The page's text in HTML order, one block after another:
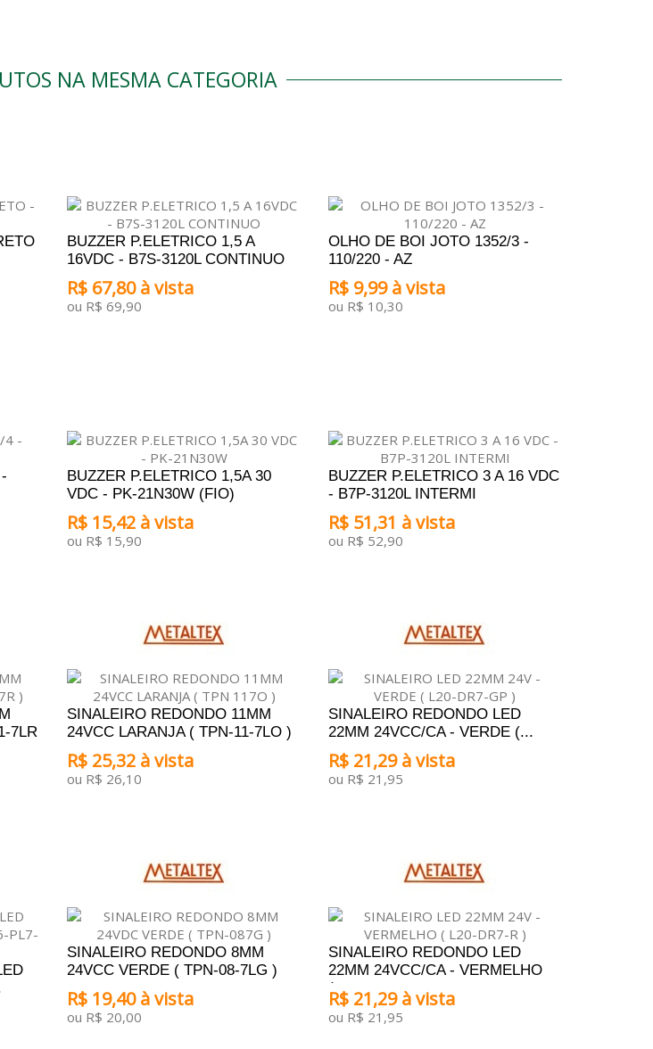
NA MESMA CATEGORIA
BUZZER P.ELETRICO 1,5 A
16VDC - B7S-3120L CONTINUO
R$ 67,80 à vista
ou R$ 69,90
OLHO DE BOI JOTO 1352/3 -
110/220 - AZ
R$ 9,99 à vista
ou R$ 10,30
BUZZER P.ELETRICO 1,5A 30
VDC - PK-21N30W (FIO)
R$ 15,42 à vista
ou R$ 15,90
BUZZER P.ELETRICO 3 A 16 VDC
- B7P-3120L INTERMI
R$ 51,31 à vista
ou R$ 52,90
7LR
SINALEIRO REDONDO 11MM
24VCC LARANJA ( TPN-11-7LO )
R$ 25,32 à vista
ou R$ 26,10
SINALEIRO REDONDO LED
22MM 24VCC/CA - VERDE (...
R$ 21,29 à vista
ou R$ 21,95
SINALEIRO REDONDO 8MM
24VCC VERDE ( TPN-08-7LG )
R$ 19,40 à vista
ou R$ 20,00
SINALEIRO REDONDO LED
22MM 24VCC/CA - VERMELHO
(...
R$ 21,29 à vista
ou R$ 21,95